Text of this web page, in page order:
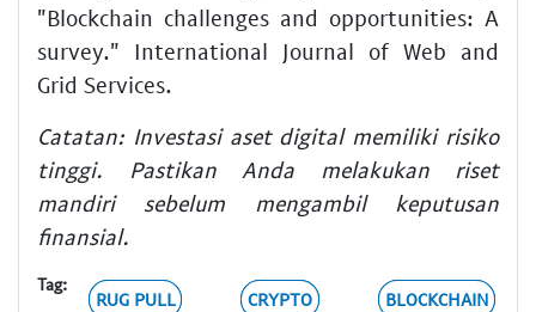
"Blockchain challenges and opportunities: A
survey." International Journal of Web and
Grid Services.
Catatan: Investasi aset digital memiliki risiko
tinggi. Pastikan Anda melakukan riset
mandiri sebelum mengambil keputusan
finansial.
Tag:
RUG PULL CRYPTO BLOCKCHAIN